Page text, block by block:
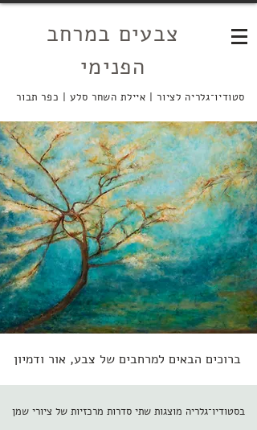
צבעים במרחב
הפנימי
סטודיו־גלריה לציור | איילת השחר סלע | כפר תבור
ברוכים הבאים למרחבים של צבע, אור ודמיון
בסטודיו־גלריה מוצגות שתי סדרות מרכזיות של ציורי שמן